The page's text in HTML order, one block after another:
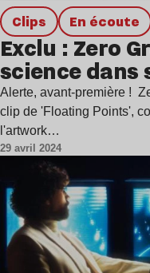
clips en écoute
Exclu : Zero
science dans
Alerte, avant-première !
clip de 'Floating Points',
l'artwork…
29 avril 2024